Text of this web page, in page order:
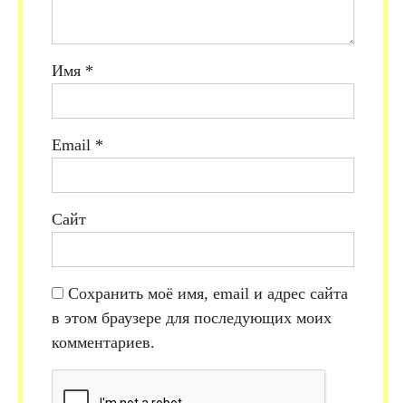
Имя *
Email *
Сайт
Сохранить моё имя, email и адрес сайта
в этом браузере для последующих моих
комментариев.